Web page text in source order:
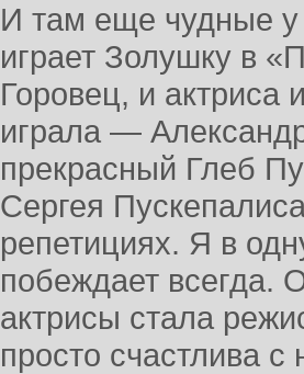
И там еще чудные
играет Золушку в
Горовец, и актриса
играла —
прекрасный Глеб
Сергея
репетициях. Я в
побеждает всегда.
актрисы стала
просто счастлива с